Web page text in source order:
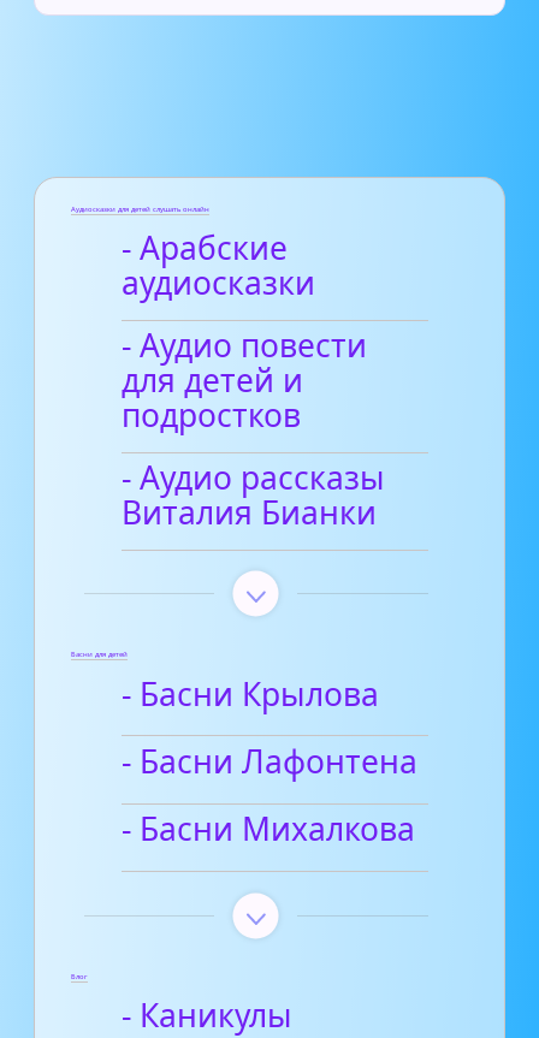
Аудиосказки для детей слушать онлайн
- Арабские
аудиосказки
- Аудио повести
для детей и
подростков
- Аудио рассказы
Виталия Бианки
Басни для детей
- Басни Крылова
- Басни Лафонтена
- Басни Михалкова
Блог
- Каникулы